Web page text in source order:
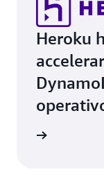
Heroku